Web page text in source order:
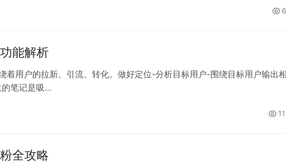
能解析
着用户的拉新、引流、转化。做好定位-分析目标用户-围绕目标用户输出
的笔记是吸…
全攻略